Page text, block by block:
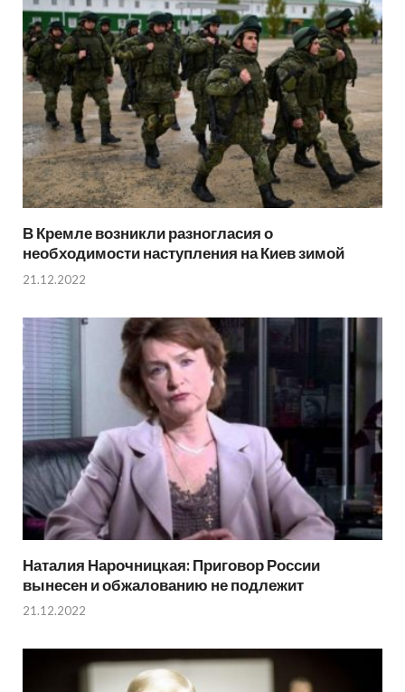
В Кремле возникли разногласия о
необходимости наступления на Киев зимой
21.12.2022
Наталия Нарочницкая: Приговор России
вынесен и обжалованию не подлежит
21.12.2022